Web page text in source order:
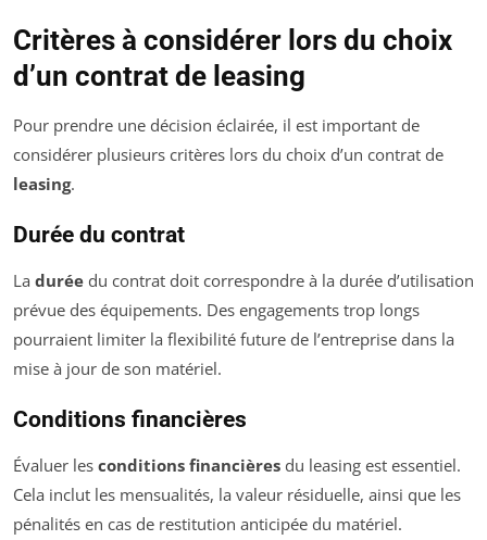
Critères à considérer lors du choix
d’un contrat de leasing
Pour prendre une décision éclairée, il est important de
considérer plusieurs critères lors du choix d’un contrat de
leasing.
Durée du contrat
La durée du contrat doit correspondre à la durée d’utilisation
prévue des équipements. Des engagements trop longs
pourraient limiter la flexibilité future de l’entreprise dans la
mise à jour de son matériel.
Conditions financières
Évaluer les conditions financières du leasing est essentiel.
Cela inclut les mensualités, la valeur résiduelle, ainsi que les
pénalités en cas de restitution anticipée du matériel.